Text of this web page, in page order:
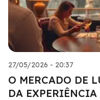
27/05/2026 - 20:37
O MERCADO DE
DA EXPERIÊNCIA